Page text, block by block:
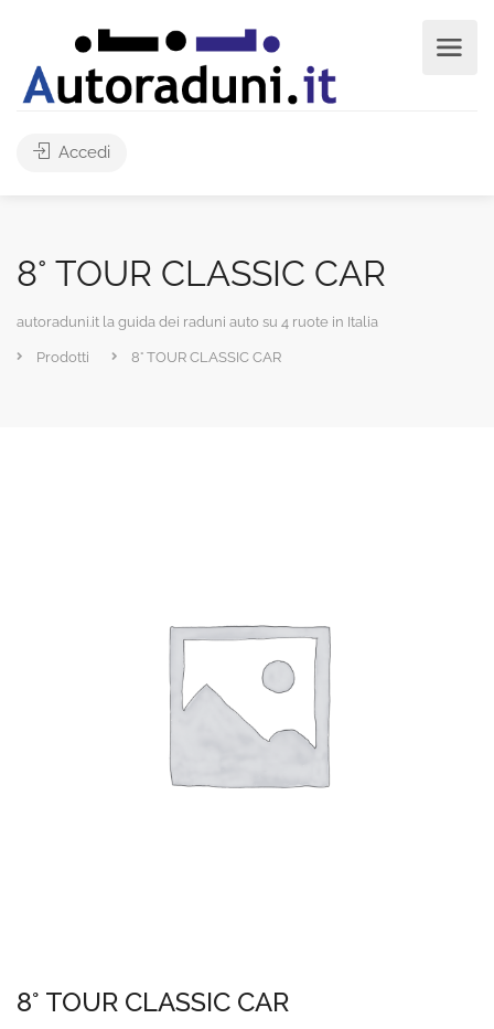
Accedi
8° TOUR CLASSIC CAR
autoraduni.it la guida dei raduni auto su 4 ruote in Italia
Prodotti 8° TOUR CLASSIC CAR
8° TOUR CLASSIC CAR